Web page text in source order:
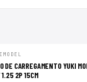
RÁPIDA
DE CARREGAMENTO YUKI
2P 15CM